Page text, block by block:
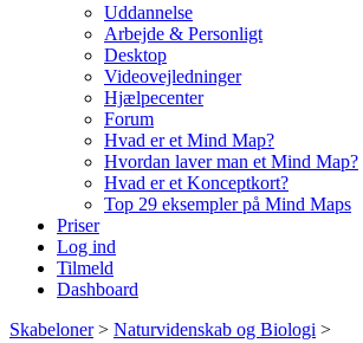
Uddannelse
Arbejde & Personligt
Desktop
Videovejledninger
Hjælpecenter
Forum
Hvad er et Mind Map?
Hvordan laver man et Mind Map?
Hvad er et Konceptkort?
Top 29 eksempler på Mind Maps
Priser
Log ind
Tilmeld
Dashboard
Skabeloner > Naturvidenskab og Biologi >